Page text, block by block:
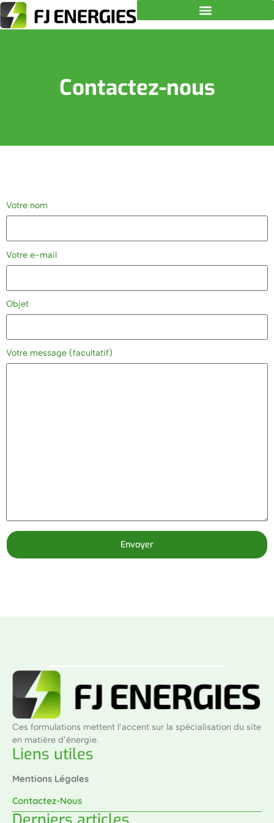
Contactez-nous
Votre nom
Votre e-mail
Objet
Votre message (facultatif)
Ces formulations mettent l’accent sur la spécialisation du site
en matière d’énergie.
Liens utiles
Mentions Légales
Contactez-Nous